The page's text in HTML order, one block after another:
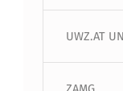
UWZ.AT